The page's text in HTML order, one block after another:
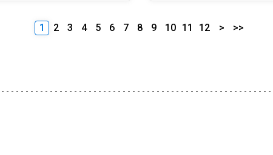
1 2 3 4 5 6 7 8 9 10 11 12 > >>